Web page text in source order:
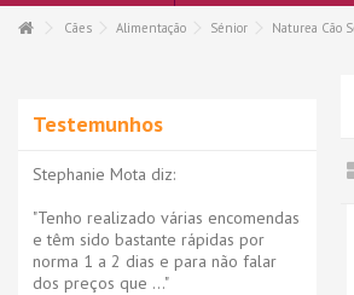
Cães Alimentação Sénior Naturea Cão
Testemunhos
Stephanie Mota diz:
"Tenho realizado várias encomendas
e têm sido bastante rápidas por
norma 1 a 2 dias e para não falar
dos preços que ..."